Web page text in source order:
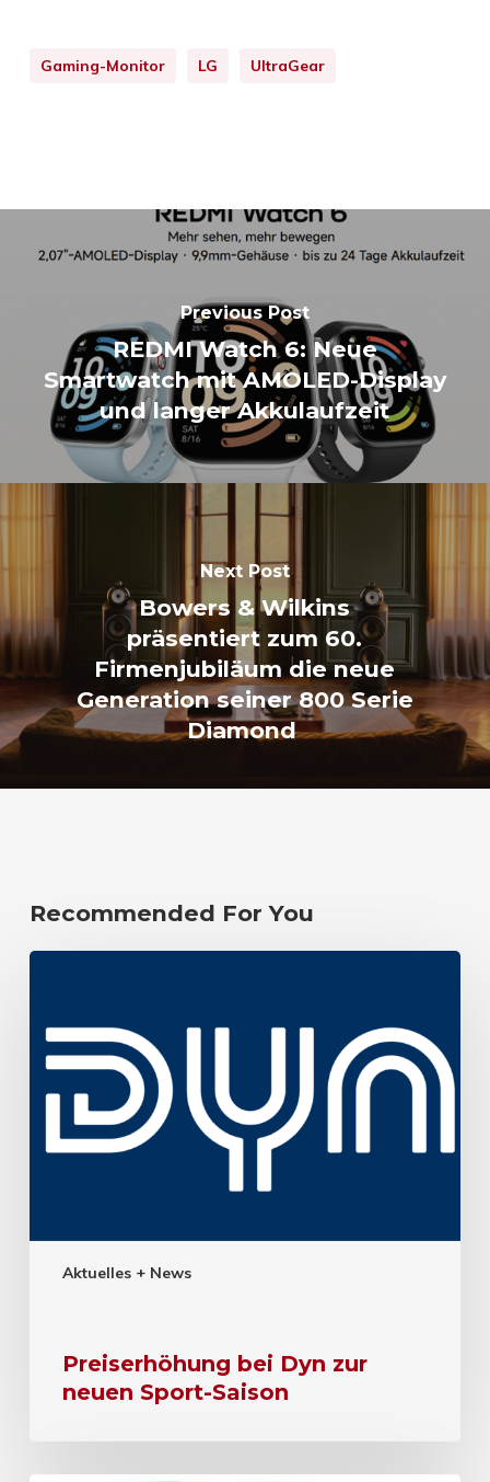
Gaming-Monitor LG UltraGear
Previous Post
REDMI Watch 6: Neue
Smartwatch mit AMOLED-Display
und langer Akkulaufzeit
Next Post
Bowers & Wilkins
präsentiert zum 60.
Firmenjubiläum die neue
Generation seiner 800 Serie
Diamond
Recommended For You
Aktuelles + News
Preiserhöhung bei Dyn zur
neuen Sport-Saison